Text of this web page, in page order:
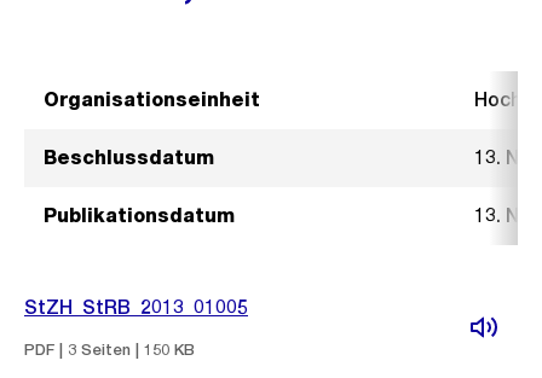
Organisationseinheit
Beschlussdatum 13.
Publikationsdatum 13.
StZH_StRB_2013_01005
PDF | 3 Seiten | 150 KB